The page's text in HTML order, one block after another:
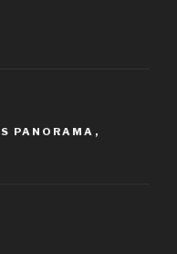
PANORAMA ,